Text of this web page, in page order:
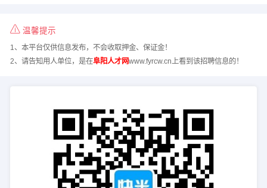
温馨提示
1、本平台仅供信息发布，不会收取押金、保证金！
2、请告知用人单位，是在阜阳人才网www.fyrcw.cn上看到该招聘信息的！